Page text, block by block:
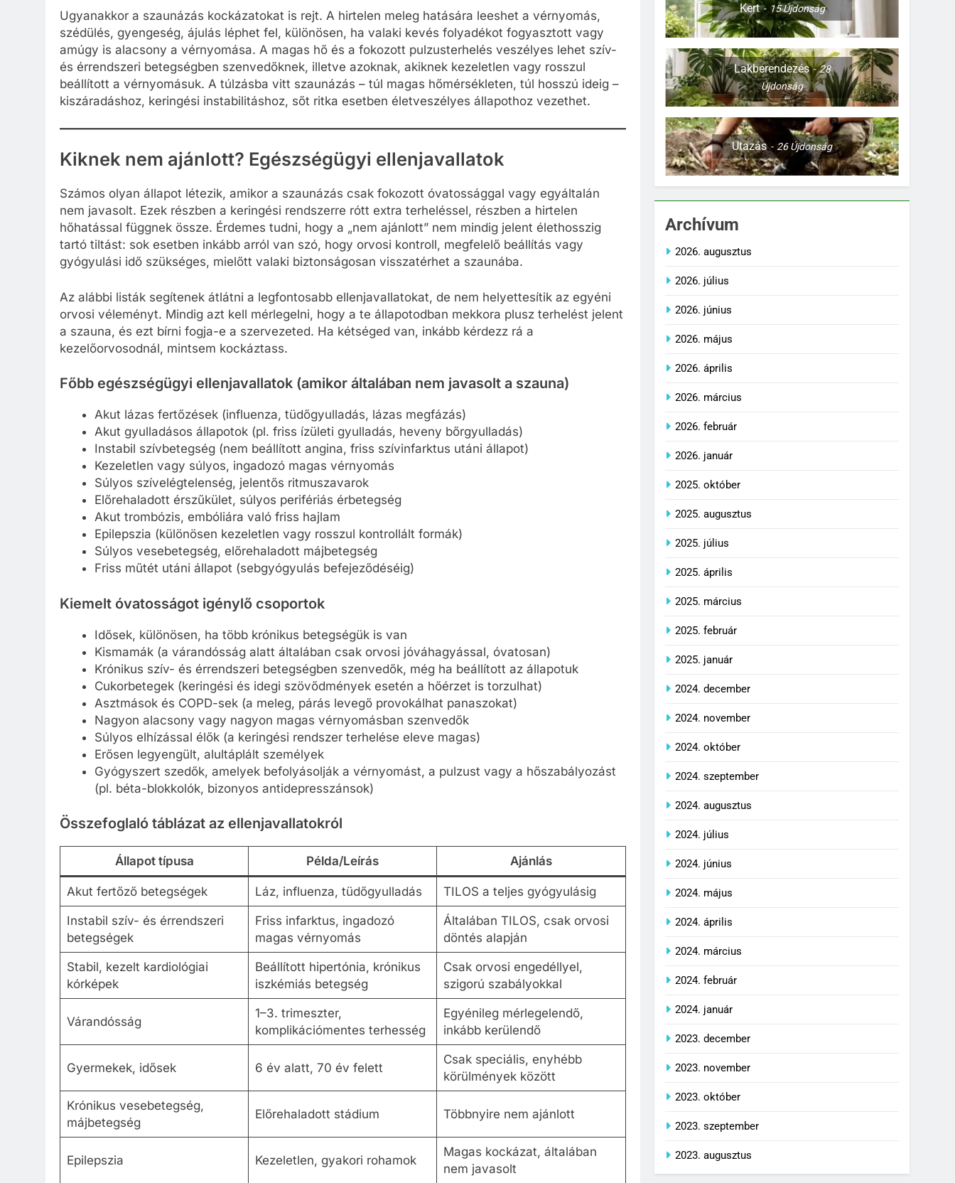
Ugyanakkor a szaunázás kockázatokat is rejt. A hirtelen meleg hatására leeshet a vérnyomás,
szédülés, gyengeség, ájulás léphet fel, különösen, ha valaki kevés folyadékot fogyasztott vagy
amúgy is alacsony a vérnyomása. A magas hő és a fokozott pulzusterhelés veszélyes lehet szív-
és érrendszeri betegségben szenvedőknek, illetve azoknak, akiknek kezeletlen vagy rosszul
beállított a vérnyomásuk. A túlzásba vitt szaunázás – túl magas hőmérsékleten, túl hosszú ideig –
kiszáradáshoz, keringési instabilitáshoz, sőt ritka esetben életveszélyes állapothoz vezethet.
Kiknek nem ajánlott? Egészségügyi ellenjavallatok
Számos olyan állapot létezik, amikor a szaunázás csak fokozott óvatossággal vagy egyáltalán
nem javasolt. Ezek részben a keringési rendszerre rótt extra terheléssel, részben a hirtelen
hőhatással függnek össze. Érdemes tudni, hogy a „nem ajánlott” nem mindig jelent élethosszig
tartó tiltást: sok esetben inkább arról van szó, hogy orvosi kontroll, megfelelő beállítás vagy
gyógyulási idő szükséges, mielőtt valaki biztonságosan visszatérhet a szaunába.
Az alábbi listák segítenek átlátni a legfontosabb ellenjavallatokat, de nem helyettesítik az egyéni
orvosi véleményt. Mindig azt kell mérlegelni, hogy a te állapotodban mekkora plusz terhelést jelent
a szauna, és ezt bírni fogja-e a szervezeted. Ha kétséged van, inkább kérdezz rá a
kezelőorvosodnál, mintsem kockáztass.
Főbb egészségügyi ellenjavallatok (amikor általában nem javasolt a szauna)
Akut lázas fertőzések (influenza, tüdőgyulladás, lázas megfázás)
Akut gyulladásos állapotok (pl. friss ízületi gyulladás, heveny bőrgyulladás)
Instabil szívbetegség (nem beállított angina, friss szívinfarktus utáni állapot)
Kezeletlen vagy súlyos, ingadozó magas vérnyomás
Súlyos szívelégtelenség, jelentős ritmuszavarok
Előrehaladott érszűkület, súlyos perifériás érbetegség
Akut trombózis, embóliára való friss hajlam
Epilepszia (különösen kezeletlen vagy rosszul kontrollált formák)
Súlyos vesebetegség, előrehaladott májbetegség
Friss műtét utáni állapot (sebgyógyulás befejeződéséig)
Kiemelt óvatosságot igénylő csoportok
Idősek, különösen, ha több krónikus betegségük is van
Kismamák (a várandósság alatt általában csak orvosi jóváhagyással, óvatosan)
Krónikus szív- és érrendszeri betegségben szenvedők, még ha beállított az állapotuk
Cukorbetegek (keringési és idegi szövődmények esetén a hőérzet is torzulhat)
Asztmások és COPD-sek (a meleg, párás levegő provokálhat panaszokat)
Nagyon alacsony vagy nagyon magas vérnyomásban szenvedők
Súlyos elhízással élők (a keringési rendszer terhelése eleve magas)
Erősen legyengült, alultáplált személyek
Gyógyszert szedők, amelyek befolyásolják a vérnyomást, a pulzust vagy a hőszabályozást
(pl. béta-blokkolók, bizonyos antidepresszánsok)
Összefoglaló táblázat az ellenjavallatokról
Állapot típusa Példa/Leírás Ajánlás
Akut fertőző betegségek Láz, influenza, tüdőgyulladás TILOS a teljes gyógyulásig
Instabil szív- és érrendszeri
betegségek
Friss infarktus, ingadozó
magas vérnyomás
Általában TILOS, csak orvosi
döntés alapján
Stabil, kezelt kardiológiai
kórképek
Beállított hipertónia, krónikus
iszkémiás betegség
Csak orvosi engedéllyel,
szigorú szabályokkal
Várandósság
1–3. trimeszter,
komplikációmentes terhesség
Egyénileg mérlegelendő,
inkább kerülendő
Gyermekek, idősek 6 év alatt, 70 év felett
Csak speciális, enyhébb
körülmények között
Krónikus vesebetegség,
májbetegség
Előrehaladott stádium Többnyire nem ajánlott
Epilepszia Kezeletlen, gyakori rohamok
Magas kockázat, általában
nem javasolt
Kert 15Újdonság
Lakberendezés
28
Újdonság
Utazás 26Újdonság
Archívum
2026. augusztus
2026. július
2026. június
2026. május
2026. április
2026. március
2026. február
2026. január
2025. október
2025. augusztus
2025. július
2025. április
2025. március
2025. február
2025. január
2024. december
2024. november
2024. október
2024. szeptember
2024. augusztus
2024. július
2024. június
2024. május
2024. április
2024. március
2024. február
2024. január
2023. december
2023. november
2023. október
2023. szeptember
2023. augusztus